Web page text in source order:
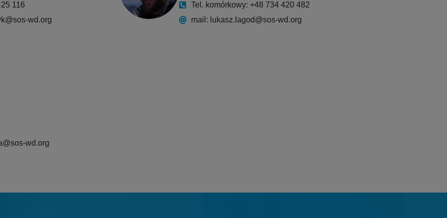
116
wd.org
Tel. komórkowy: +48 734 420 482
mail: lukasz.lagod@sos-wd.org
wd.org